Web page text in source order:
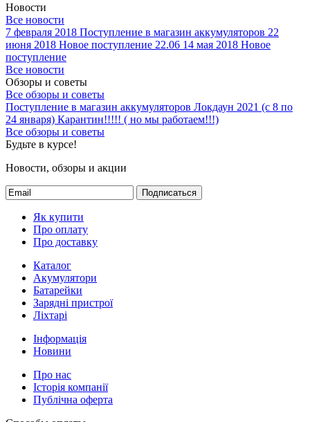
Новости
Все новости
7 февраля 2018 Поступление в магазин аккумуляторов 22
июня 2018 Новое поступление 22.06 14 мая 2018 Новое
поступление
Все новости
Обзоры и советы
Все обзоры и советы
Поступление в магазин аккумуляторов Локдаун 2021 (с 8 по
24 января) Карантин!!!!! ( но мы работаем!!!)
Все обзоры и советы
Будьте в курсе!
Новости, обзоры и акции
Подписаться
Як купити
Про оплату
Про доставку
Каталог
Акумулятори
Батарейки
Зарядні пристрої
Ліхтарі
Інформація
Новини
Про нас
Історія компанії
Публічна оферта